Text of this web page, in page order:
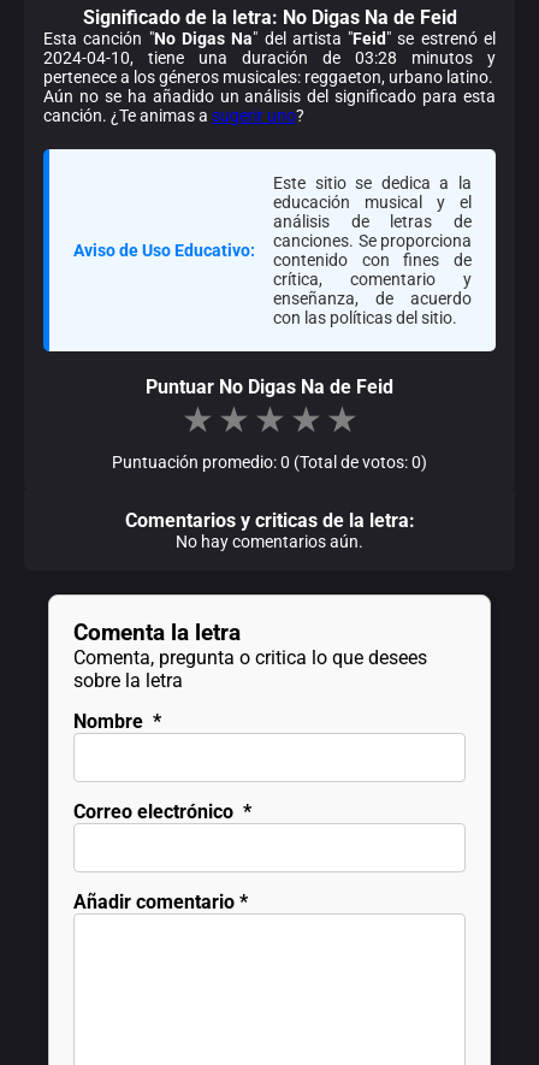
Significado de la letra: No Digas Na de Feid
Esta canción "No Digas Na" del artista "Feid" se estrenó el
2024-04-10, tiene una duración de 03:28 minutos y
pertenece a los géneros musicales: reggaeton, urbano latino.
Aún no se ha añadido un análisis del significado para esta
canción. ¿Te animas a sugerir uno?
Aviso de Uso Educativo:
Este sitio se dedica a la
educación musical y el
análisis de letras de
canciones. Se proporciona
contenido con fines de
crítica, comentario y
enseñanza, de acuerdo
con las políticas del sitio.
Puntuar No Digas Na de Feid
★ ★ ★ ★ ★
Puntuación promedio: 0 (Total de votos: 0)
Comentarios y criticas de la letra:
No hay comentarios aún.
Comenta la letra
Comenta, pregunta o critica lo que desees
sobre la letra
Nombre *
Correo electrónico *
Añadir comentario *